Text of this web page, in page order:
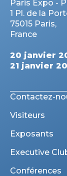
Paris Expo -
1 Pl. de la
75015 Paris,
France
20 janvier
21 janvier
Contactez-
Visiteurs
Exposants
Executive
Conférences